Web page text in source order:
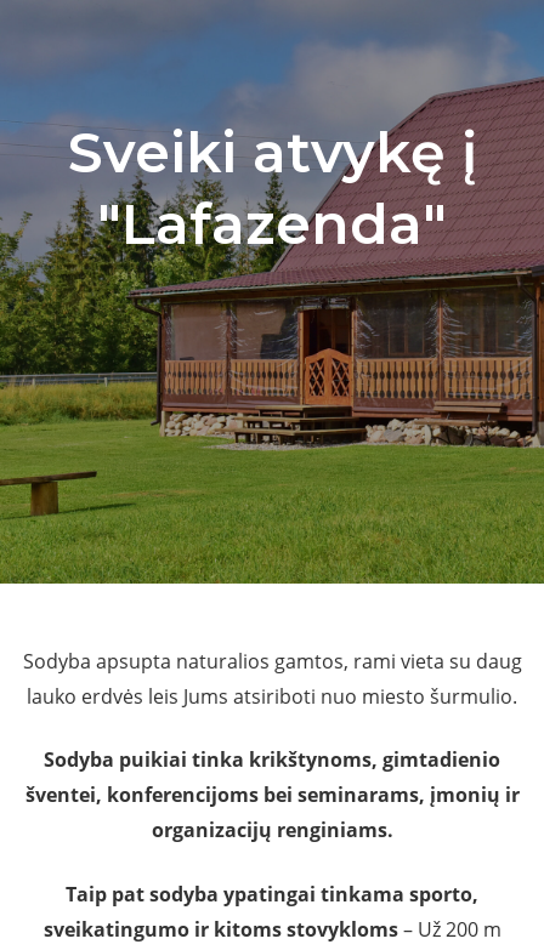
Sveiki atvykę į
"Lafazenda"
Sodyba apsupta naturalios gamtos, rami vieta su daug
lauko erdvės leis Jums atsiriboti nuo miesto šurmulio.
Sodyba puikiai tinka krikštynoms, gimtadienio
šventei, konferencijoms bei seminarams, įmonių ir
organizacijų renginiams.
Taip pat sodyba ypatingai tinkama sporto,
sveikatingumo ir kitoms stovykloms – Už 200 m